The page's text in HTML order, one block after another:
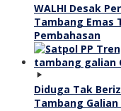
WALHI Desak
Tambang Emas
Pembahasan
Diduga Tak
Tambang